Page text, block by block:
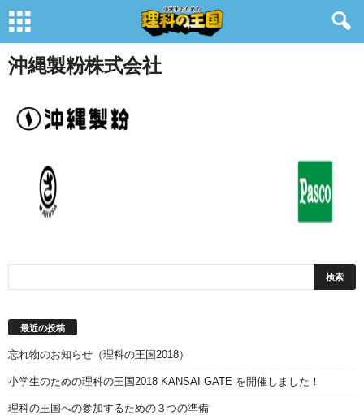
沖縄製粉株式会社
最近の投稿
忘れ物のお知らせ（理科の王国2018）
小学生のための理科の王国2018 KANSAI GATE を開催しました！
理科の王国への参加するための３つの準備